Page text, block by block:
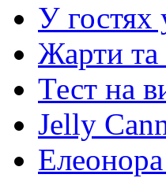
У гостях
Жарти та
Тест на
Jelly
Елеонора